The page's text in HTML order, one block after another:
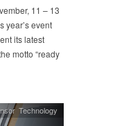
11 – 13
year’s event
its latest
motto “ready
Technology